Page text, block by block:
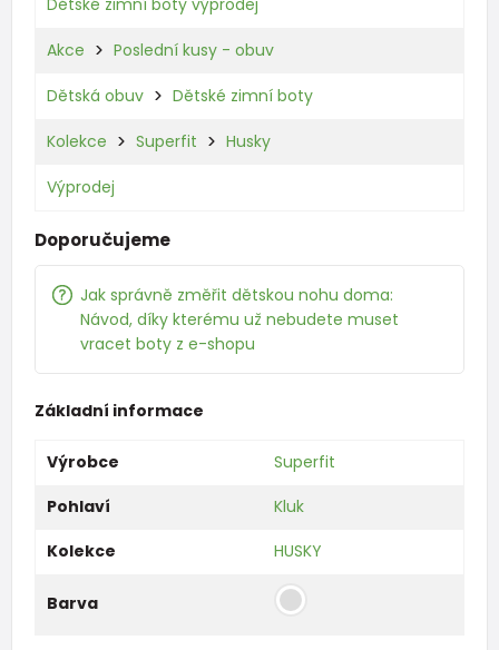
Dětské zimní boty výprodej
Akce Poslední kusy - obuv
Dětská obuv Dětské zimní boty
Kolekce Superfit Husky
Výprodej
Doporučujeme
Jak správně změřit dětskou nohu doma:
Návod, díky kterému už nebudete muset
vracet boty z e-shopu
Základní informace
Výrobce
Superfit
Pohlaví
Kluk
Kolekce
HUSKY
Barva